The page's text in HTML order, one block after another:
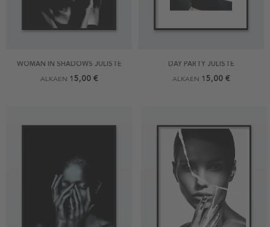
WOMAN IN SHADOWS JULISTE
ALKAEN 15,00 €
DAY PARTY JULISTE
ALKAEN 15,00 €